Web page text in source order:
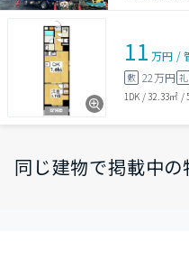
11 万円 /
敷 22万円 礼
1DK /32.33㎡ /
同じ建物で掲載中の